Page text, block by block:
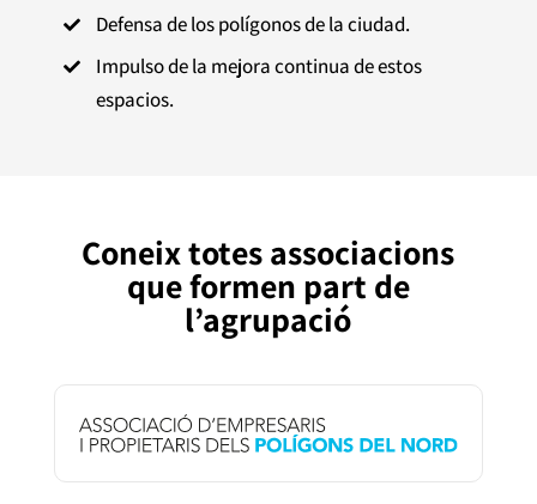
 Defensa de los polígonos de la ciudad.

Impulso de la mejora continua de estos
espacios.
Coneix totes associacions
que formen part de
l’agrupació